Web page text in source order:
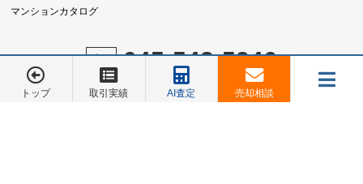
マンションカタログ
045-548-5246
営業時間：9:00～18:00
定休日：水曜日
トップ 取引実績 AI査定
売却相談